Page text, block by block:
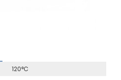
120°C